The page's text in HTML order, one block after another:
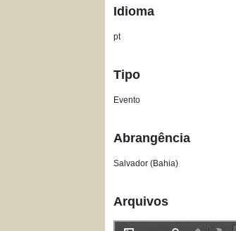
Idioma
pt
Tipo
Evento
Abrangência
Salvador (Bahia)
Arquivos